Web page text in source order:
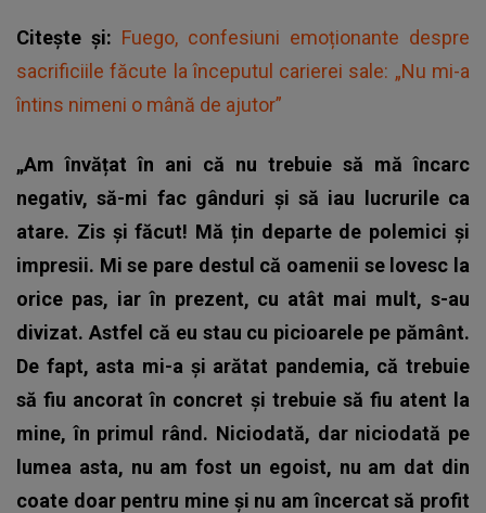
Citește și: Fuego, confesiuni emoționante despre
sacrificiile făcute la începutul carierei sale: „Nu mi-a
întins nimeni o mână de ajutor”
„Am învățat în ani că nu trebuie să mă încarc
negativ, să-mi fac gânduri și să iau lucrurile ca
atare. Zis și făcut! Mă țin departe de polemici și
impresii. Mi se pare destul că oamenii se lovesc la
orice pas, iar în prezent, cu atât mai mult, s-au
divizat. Astfel că eu stau cu picioarele pe pământ.
De fapt, asta mi-a și arătat pandemia, că trebuie
să fiu ancorat în concret și trebuie să fiu atent la
mine, în primul rând. Niciodată, dar niciodată pe
lumea asta, nu am fost un egoist, nu am dat din
coate doar pentru mine și nu am încercat să profit